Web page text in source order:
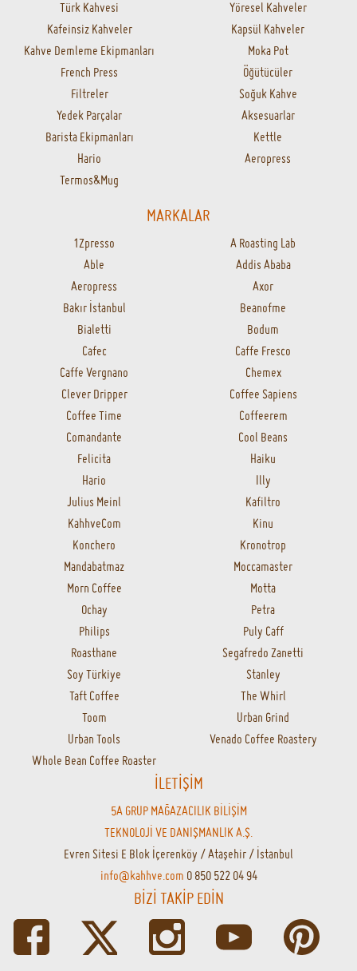
Türk Kahvesi
Yöresel Kahveler
Kafeinsiz Kahveler
Kapsül Kahveler
Kahve Demleme Ekipmanları
Moka Pot
French Press
Öğütücüler
Filtreler
Soğuk Kahve
Yedek Parçalar
Aksesuarlar
Barista Ekipmanları
Kettle
Hario
Aeropress
Termos&Mug
MARKALAR
1Zpresso
A Roasting Lab
Able
Addis Ababa
Aeropress
Axor
Bakır İstanbul
Beanofme
Bialetti
Bodum
Cafec
Caffe Fresco
Caffe Vergnano
Chemex
Clever Dripper
Coffee Sapiens
Coffee Time
Coffeerem
Comandante
Cool Beans
Felicita
Haiku
Hario
Illy
Julius Meinl
Kafiltro
KahhveCom
Kinu
Konchero
Kronotrop
Mandabatmaz
Moccamaster
Morn Coffee
Motta
Ochay
Petra
Philips
Puly Caff
Roasthane
Segafredo Zanetti
Soy Türkiye
Stanley
Taft Coffee
The Whirl
Toom
Urban Grind
Urban Tools
Venado Coffee Roastery
Whole Bean Coffee Roaster
İLETİŞİM
5A GRUP MAĞAZACILIK BİLİŞİM
TEKNOLOJİ VE DANIŞMANLIK A.Ş.
Evren Sitesi E Blok İçerenköy / Ataşehir / İstanbul
info@kahhve.com 0 850 522 04 94
BİZİ TAKİP EDİN